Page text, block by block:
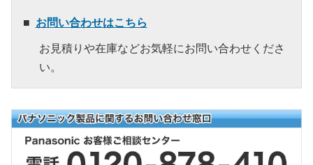
お問い合わせはこちら
お見積りや在庫などお気軽にお問い合わせくださ
い。